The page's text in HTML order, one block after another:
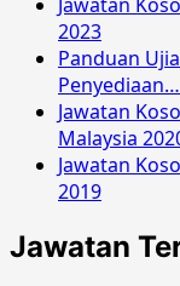
2023
Panduan
Penyediaan…
Jawatan
Malaysia
Jawatan
2019
Jawatan